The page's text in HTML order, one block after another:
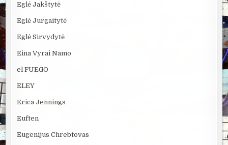
Eglė Jakštytė
Eglė Jurgaitytė
Eglė Sirvydytė
Eina Vyrai Namo
el FUEGO
ELEY
Erica Jennings
Euften
Eugenijus Chrebtovas